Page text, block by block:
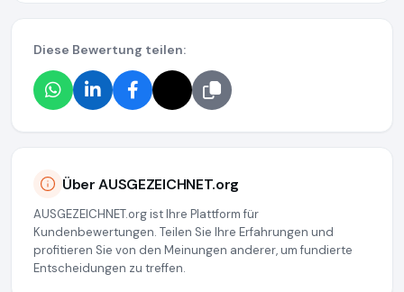
Diese Bewertung teilen:
Über AUSGEZEICHNET.org
AUSGEZEICHNET.org ist Ihre Plattform für
Kundenbewertungen. Teilen Sie Ihre Erfahrungen und
profitieren Sie von den Meinungen anderer, um fundierte
Entscheidungen zu treffen.